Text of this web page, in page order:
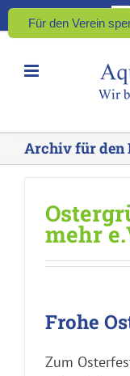
Zum
Inhalt
Archiv für den
mehr
Frohe
Zum
Für den Verein